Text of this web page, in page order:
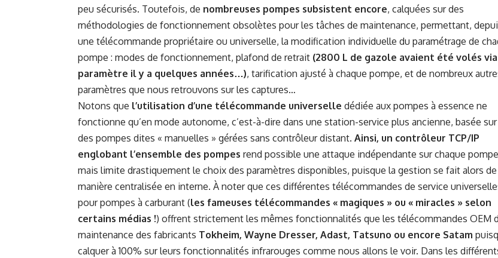
peu sécurisés. Toutefois, de nombreuses pompes subsistent encore, calquées sur des
méthodologies de fonctionnement obsolètes pour les tâches de maintenance, permettant,
une télécommande propriétaire ou universelle, la modification individuelle du paramétrage de
pompe : modes de fonctionnement, plafond de retrait (2800 L de gazole avaient été volés
paramètre il y a quelques années…), tarification ajusté à chaque pompe, et de nombreux
paramètres que nous retrouvons sur les captures…
Notons que l’utilisation d’une télécommande universelle dédiée aux pompes à essence ne
fonctionne qu’en mode autonome, c’est-à-dire dans une station-service plus ancienne, basée sur
des pompes dites « manuelles » gérées sans contrôleur distant. Ainsi, un contrôleur TCP/IP
englobant l’ensemble des pompes rend possible une attaque indépendante sur chaque
mais limite drastiquement le choix des paramètres disponibles, puisque la gestion se fait alors de
manière centralisée en interne. À noter que ces différentes télécommandes de service
pour pompes à carburant (les fameuses télécommandes « magiques » ou « miracles » selon
certains médias !) offrent strictement les mêmes fonctionnalités que les télécommandes OEM
maintenance des fabricants Tokheim, Wayne Dresser, Adast, Tatsuno ou encore Satam
calquer à 100% sur leurs fonctionnalités infrarouges comme nous allons le voir. Dans les